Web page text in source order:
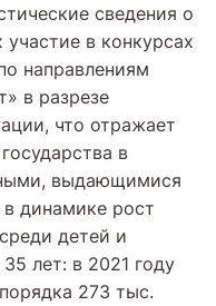
сведения о
в конкурсах
направлениям
в разрезе
что отражает
в
выдающимися
динамике рост
детей и
лет: в 2021 году
273 тыс.